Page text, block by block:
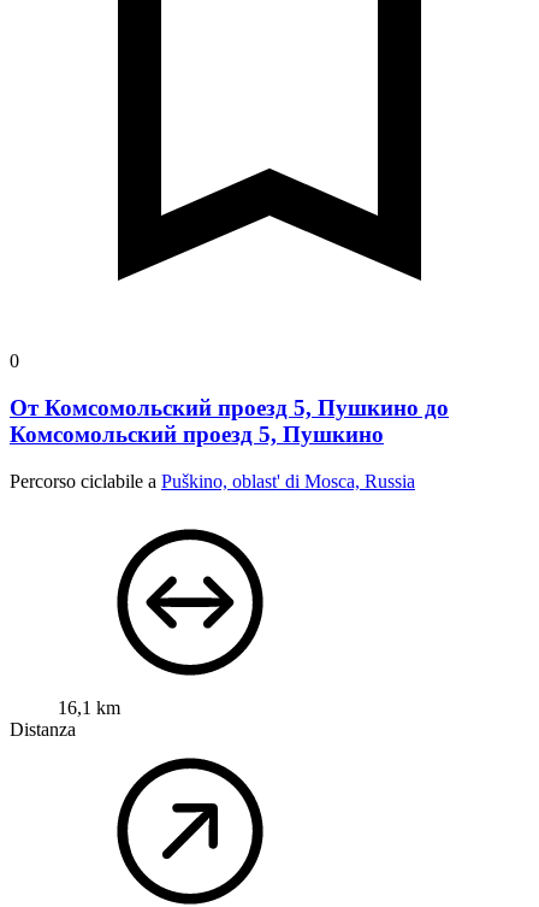
0
От Комсомольский проезд 5, Пушкино до
Комсомольский проезд 5, Пушкино
Percorso ciclabile a Puškino, oblast' di Mosca, Russia
16,1 km
Distanza